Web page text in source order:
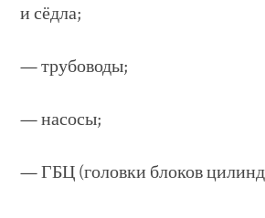
и сёдла;
— трубоводы;
— насосы;
— ГБЦ (головки блоков